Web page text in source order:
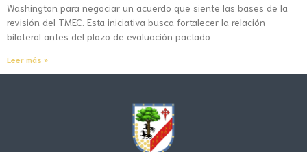
Washington para negociar un acuerdo que siente las bases de la
revisión del TMEC. Esta iniciativa busca fortalecer la relación
bilateral antes del plazo de evaluación pactado.
Leer más »